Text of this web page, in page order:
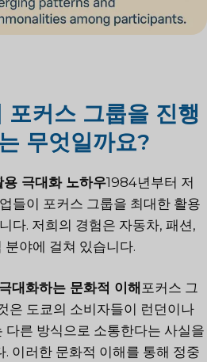
포커스 그룹을 진행
무엇일까요?
극대화 노하우1984년부터 저
들이 포커스 그룹을 최대한 활용
다. 저희의 경험은 자동차, 패션,
분야에 걸쳐 있습니다.
대화하는 문화적 이해 포커스 그
은 도쿄의 소비자들이 런던이나
다른 방식으로 소통한다는 사실을
이러한 문화적 이해를 통해 정중